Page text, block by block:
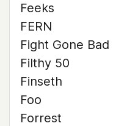
Feeks
FERN
Fight Gone Bad
Filthy 50
Finseth
Foo
Forrest